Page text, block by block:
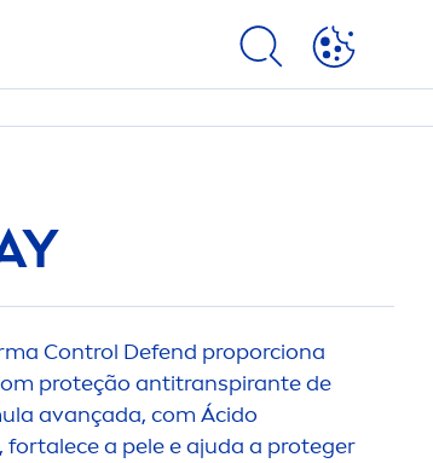
Control Defend proporciona
proteção antitranspirante de
avançada, com Ácido
fortalece a pele e ajuda a proteger